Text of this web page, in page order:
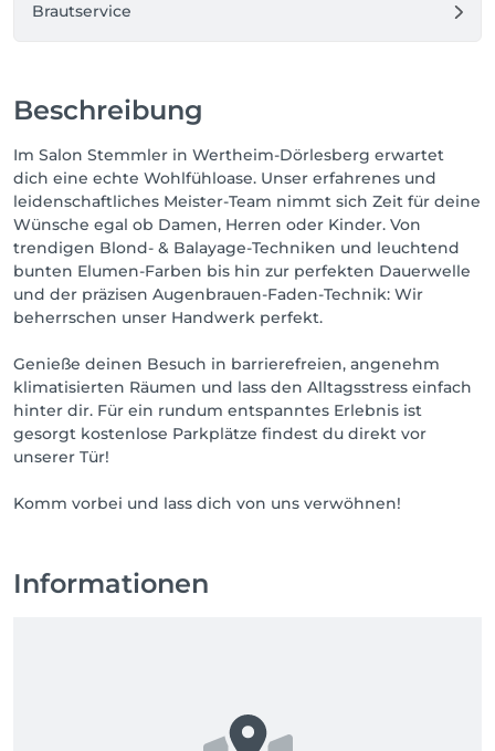
Brautservice
Beschreibung
Im Salon Stemmler in Wertheim-Dörlesberg erwartet
dich eine echte Wohlfühloase. Unser erfahrenes und
leidenschaftliches Meister-Team nimmt sich Zeit für deine
Wünsche egal ob Damen, Herren oder Kinder. Von
trendigen Blond- & Balayage-Techniken und leuchtend
bunten Elumen-Farben bis hin zur perfekten Dauerwelle
und der präzisen Augenbrauen-Faden-Technik: Wir
beherrschen unser Handwerk perfekt.
Genieße deinen Besuch in barrierefreien, angenehm
klimatisierten Räumen und lass den Alltagsstress einfach
hinter dir. Für ein rundum entspanntes Erlebnis ist
gesorgt kostenlose Parkplätze findest du direkt vor
unserer Tür!
Komm vorbei und lass dich von uns verwöhnen!
Informationen